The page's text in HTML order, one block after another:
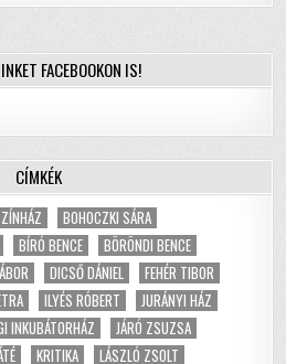
FACEBOOKON IS!
CÍMKÉK
BOHOCZKI SÁRA
BÍRÓ BENCE
BÖRÖNDI BENCE
DICSŐ DÁNIEL
FEHÉR TIBOR
ILYÉS RÓBERT
JURÁNYI HÁZ
INKUBÁTORHÁZ
JÁRÓ ZSUZSA
KRITIKA LÁSZLÓ ZSOLT